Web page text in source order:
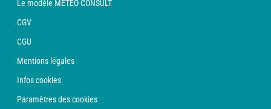
Le modèle METEO CONSULT
CGV
CGU
Mentions légales
Infos cookies
Paramètres des cookies